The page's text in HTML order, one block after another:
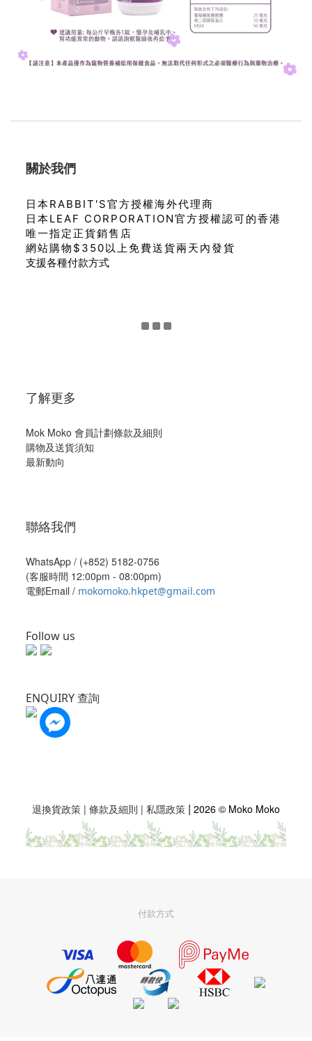
關於我們
日本RABBIT'S官方授權海外代理商
日本LEAF CORPORATION官方授權認可的香港
唯一指定正貨銷售店
網站購物$350以上免費送貨兩天內發貨
支援各種付款方式
了解更多
Mok Moko 會員計劃條款及細則
購物及送貨須知
最新動向
聯絡我們
WhatsApp / (+852) 5182-0756
(客服時間 12:00pm - 08:00pm)
電郵Email / mokomoko.hkpet@gmail.com
Follow us
ENQUIRY 查詢
退換貨政策 | 條款及細則 | 私隱政策 | 2026 © Moko Moko
付款方式